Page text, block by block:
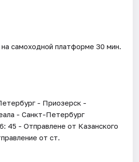
на самоходной платформе 30 мин.
- Приозерск -
- Санкт-Петербург
45 - Отправлене от Казанского
от ст.